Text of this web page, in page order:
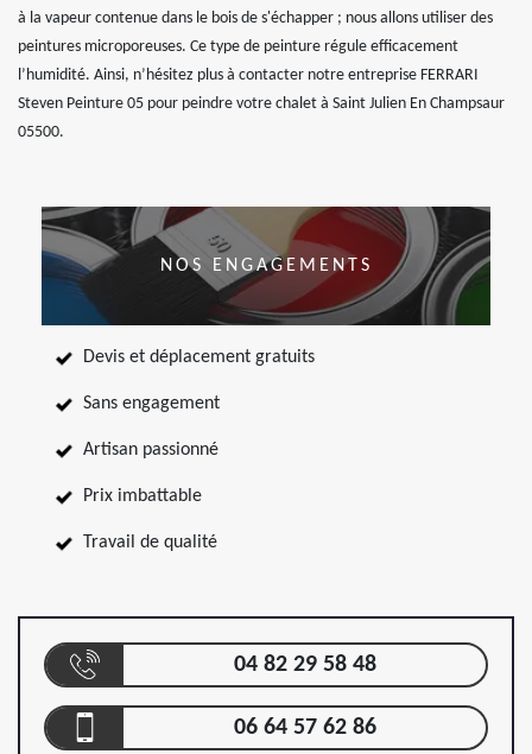
à la vapeur contenue dans le bois de s'échapper ; nous allons utiliser des
peintures microporeuses. Ce type de peinture régule efficacement
l’humidité. Ainsi, n’hésitez plus à contacter notre entreprise FERRARI
Steven Peinture 05 pour peindre votre chalet à Saint Julien En Champsaur
05500.
NOS ENGAGEMENTS
Devis et déplacement gratuits
Sans engagement
Artisan passionné
Prix imbattable
Travail de qualité
04 82 29 58 48
06 64 57 62 86